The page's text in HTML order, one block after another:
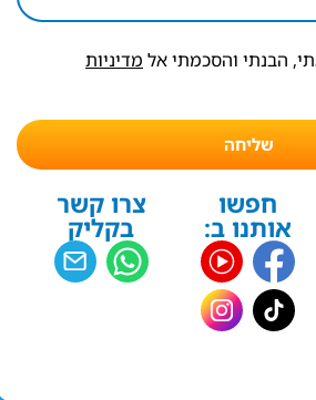
הבנתי והסכמתי אל מדיניות
שליחה
חפשו
אותנו ב:
צרו קשר
בקליק